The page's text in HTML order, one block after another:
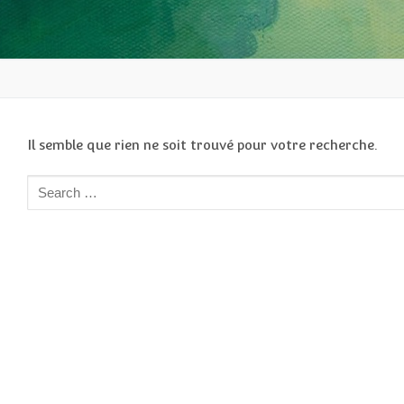
Il semble que rien ne soit trouvé pour votre recherche.
Rechercher